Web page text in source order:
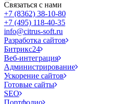
Связаться с нами
+7 (8362) 38-10-80
+7 (495) 118-40-35
info@citrus-soft.ru
Разработка сайтов
Битрикс24
Веб-интеграция
Администрирование
Ускорение сайтов
Готовые сайты
SEO
Портфолио